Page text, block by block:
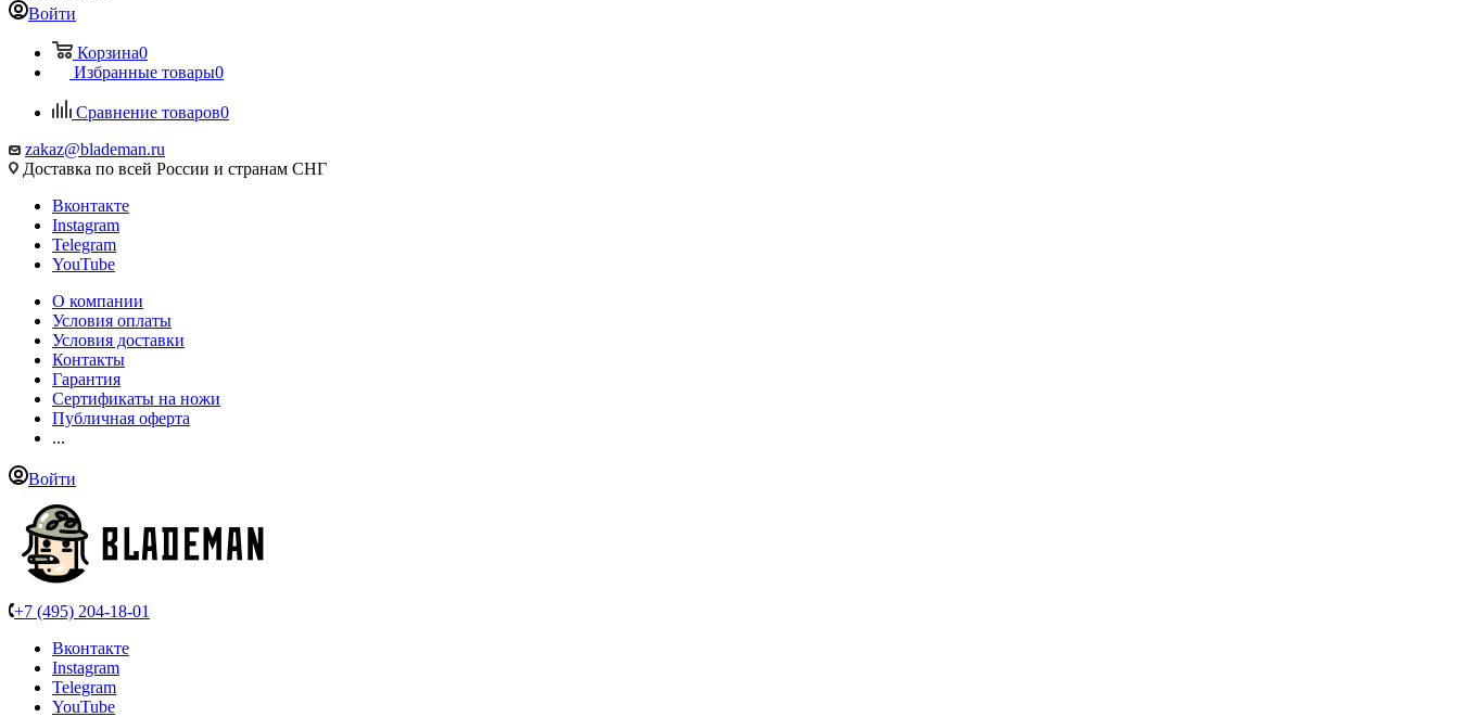
Войти
Корзина0
Избранные товары0
Сравнение товаров0
zakaz@blademan.ru
Доставка по всей России и странам СНГ
Вконтакте
Instagram
Telegram
YouTube
О компании
Условия оплаты
Условия доставки
Контакты
Гарантия
Сертификаты на ножи
Публичная оферта
...
Войти
+7 (495) 204-18-01
Вконтакте
Instagram
Telegram
YouTube